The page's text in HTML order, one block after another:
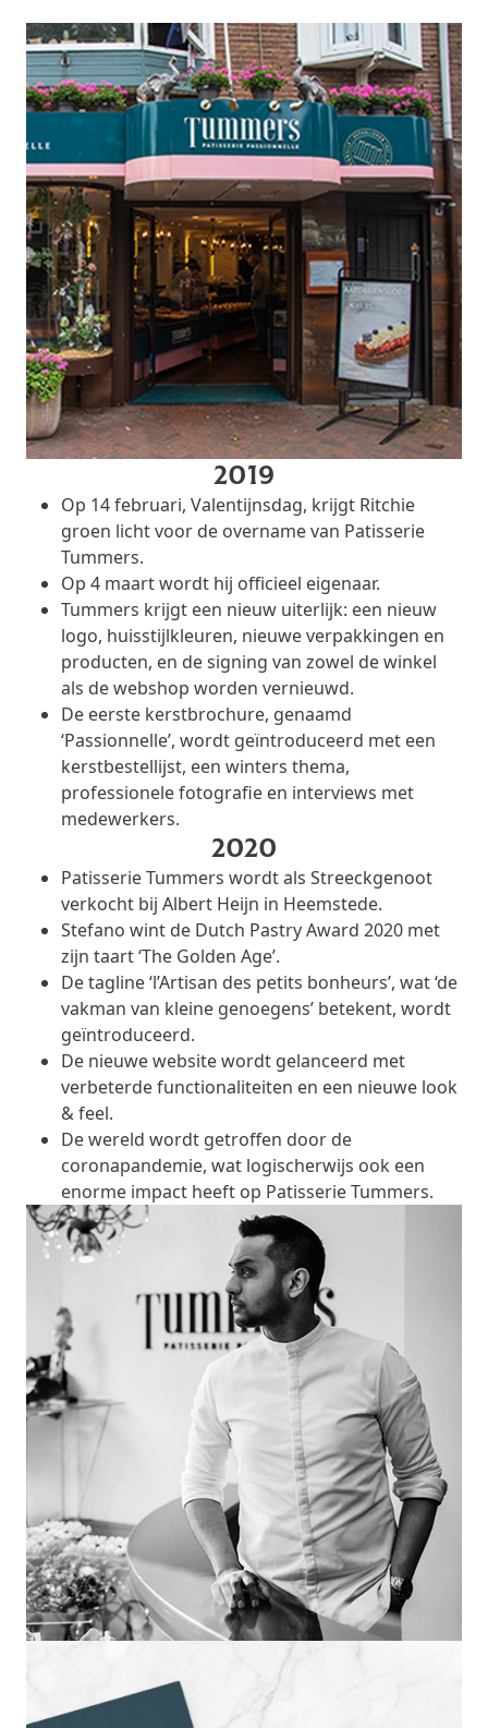
2019
Op 14 februari, Valentijnsdag, krijgt Ritchie
groen licht voor de overname van Patisserie
Tummers.
Op 4 maart wordt hij officieel eigenaar.
Tummers krijgt een nieuw uiterlijk: een nieuw
logo, huisstijlkleuren, nieuwe verpakkingen en
producten, en de signing van zowel de winkel
als de webshop worden vernieuwd.
De eerste kerstbrochure, genaamd
‘Passionnelle’, wordt geïntroduceerd met een
kerstbestellijst, een winters thema,
professionele fotografie en interviews met
medewerkers.
2020
Patisserie Tummers wordt als Streeckgenoot
verkocht bij Albert Heijn in Heemstede.
Stefano wint de Dutch Pastry Award 2020 met
zijn taart ‘The Golden Age’.
De tagline ‘l’Artisan des petits bonheurs’, wat ‘de
vakman van kleine genoegens’ betekent, wordt
geïntroduceerd.
De nieuwe website wordt gelanceerd met
verbeterde functionaliteiten en een nieuwe look
& feel.
De wereld wordt getroffen door de
coronapandemie, wat logischerwijs ook een
enorme impact heeft op Patisserie Tummers.